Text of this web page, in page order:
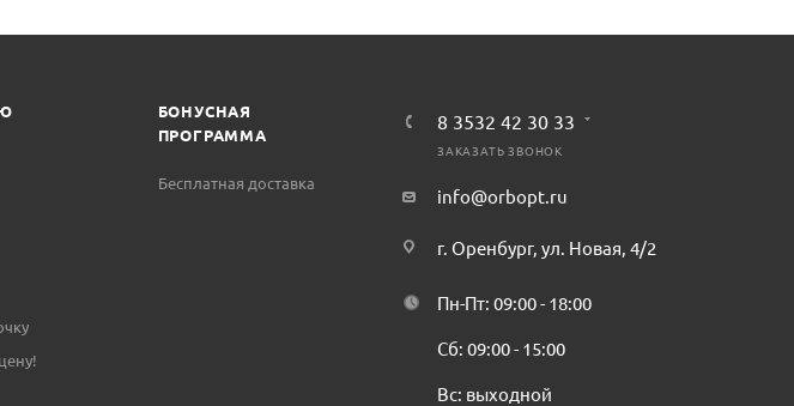
БОНУСНАЯ
ПРОГРАММА
Бесплатная доставка
8 3532 42 30 33
ЗАКАЗАТЬ ЗВОНОК
info@orbopt.ru
г. Оренбург, ул. Новая, 4/2
Пн-Пт: 09:00 - 18:00
Сб: 09:00 - 15:00
Вс: выходной